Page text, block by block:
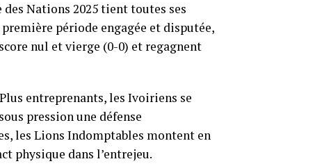
Nations 2025 tient toutes ses
période engagée et disputée,
nul et vierge (0-0) et regagnent
entreprenants, les Ivoiriens se
pression une défense
les Lions Indomptables montent en
physique dans l’entrejeu.